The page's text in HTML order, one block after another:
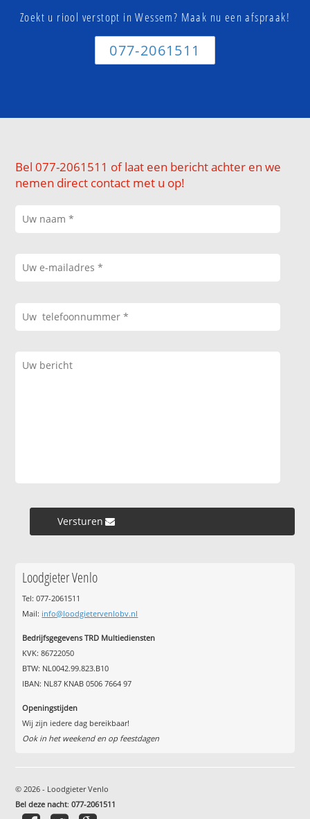
Zoekt u riool verstopt in Wessem? Maak nu een afspraak!
077-2061511
Bel 077-2061511 of laat een bericht achter en we
nemen direct contact met u op!
Versturen »
Loodgieter Venlo
Tel: 077-2061511
Mail: info@loodgietervenlobv.nl
Bedrijfsgegevens TRD Multiediensten
KVK: 86722050
BTW: NL0042.99.823.B10
IBAN: NL87 KNAB 0506 7664 97
Openingstijden
Wij zijn iedere dag bereikbaar!
Ook in het weekend en op feestdagen
© 2026 - Loodgieter Venlo
Bel deze nacht:077-2061511